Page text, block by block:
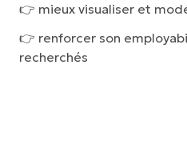
👉 mieux visualiser et
👉 renforcer son
recherchés